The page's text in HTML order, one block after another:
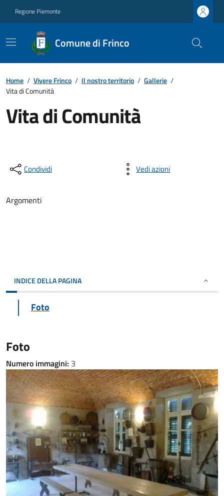
Regione Piemonte
Comune di Frinco
Home / Vivere Frinco / Il nostro territorio / Gallerie /
Vita di Comunità
Vita di Comunità
Condividi Vedi azioni
Argomenti
INDICE DELLA PAGINA
Foto
Foto
Numero immagini: 3